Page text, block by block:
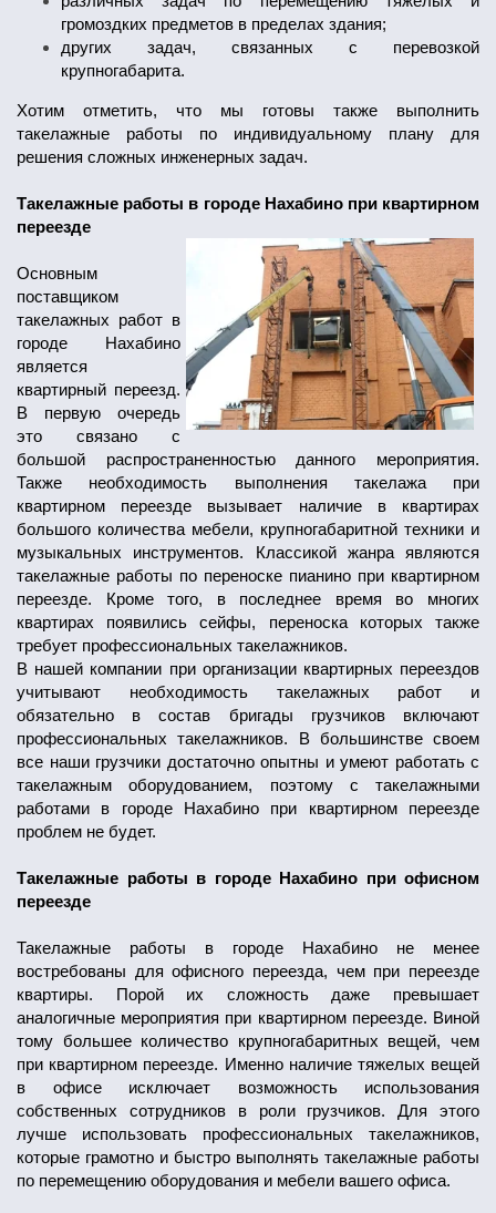
громоздких предметов в пределах здания;
других задач, связанных с перевозкой
крупногабарита.
Хотим отметить, что мы готовы также выполнить
такелажные работы по индивидуальному плану для
решения сложных инженерных задач.
Такелажные работы в городе Нахабино при квартирном
переезде
Основным
поставщиком
такелажных работ в
городе Нахабино
является
квартирный переезд.
В первую очередь
это связано с
большой распространенностью данного мероприятия.
Также необходимость выполнения такелажа при
квартирном переезде вызывает наличие в квартирах
большого количества мебели, крупногабаритной техники и
музыкальных инструментов. Классикой жанра являются
такелажные работы по переноске пианино при квартирном
переезде. Кроме того, в последнее время во многих
квартирах появились сейфы, переноска которых также
требует профессиональных такелажников.
В нашей компании при организации квартирных переездов
учитывают необходимость такелажных работ и
обязательно в состав бригады грузчиков включают
профессиональных такелажников. В большинстве своем
все наши грузчики достаточно опытны и умеют работать с
такелажным оборудованием, поэтому с такелажными
работами в городе Нахабино при квартирном переезде
проблем не будет.
Такелажные работы в городе Нахабино при офисном
переезде
Такелажные работы в городе Нахабино не менее
востребованы для офисного переезда, чем при переезде
квартиры. Порой их сложность даже превышает
аналогичные мероприятия при квартирном переезде. Виной
тому большее количество крупногабаритных вещей, чем
при квартирном переезде. Именно наличие тяжелых вещей
в офисе исключает возможность использования
собственных сотрудников в роли грузчиков. Для этого
лучше использовать профессиональных такелажников,
которые грамотно и быстро выполнять такелажные работы
по перемещению оборудования и мебели вашего офиса.